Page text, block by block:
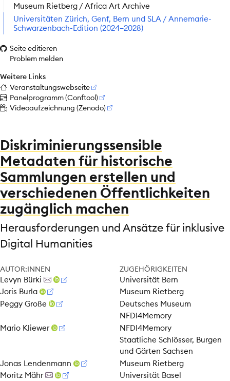
Museum Rietberg / Africa Art Archive
Universitäten Zürich, Genf, Bern und SLA / Annemarie-
Schwarzenbach-Edition (2024–2028)
Seite editieren
Problem melden
Weitere Links
Veranstaltungswebseite
Panelprogramm (Conftool)
Videoaufzeichnung (Zenodo)
Diskriminierungssensible
Metadaten für historische
Sammlungen erstellen und
verschiedenen Öffentlichkeiten
zugänglich machen
Herausforderungen und Ansätze für inklusive
Digital Humanities
AUTOR:INNEN ZUGEHÖRIGKEITEN
Levyn Bürki
Universität Bern
Joris Burla
Museum Rietberg
Peggy Große
Deutsches Museum
NFDI4Memory
Mario Kliewer
NFDI4Memory
Staatliche Schlösser, Burgen
und Gärten Sachsen
Jonas Lendenmann
Museum Rietberg
Moritz Mähr
Universität Basel